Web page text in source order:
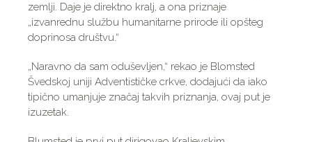
zemlji. Daje je direktno kralj, a ona priznaje
„izvanrednu službu humanitarne prirode ili opšteg
doprinosa društvu.“
„Naravno da sam oduševljen,“ rekao je Blomsted
Švedskoj uniji Adventističke crkve, dodajući da iako
tipično umanjuje značaj takvih priznanja, ovaj put je
izuzetak.